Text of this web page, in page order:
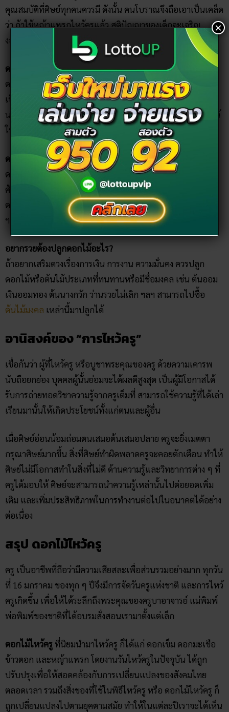
คุณสมบัติที่ศิษย์ทุกคนควรมี ดังนั้น คนโบราณจึงถือเอาเป็นเคล็ด
ว่า ถ้าใช้หญ้าแพรกไหว้ครูแล้ว สติปัญญาของเด็กจะเจริญ
งอกงามและมีความเพียรอดทนเหมือนหญ้าแพรกนั่นเอง
ดอกไม้มงคลมีอะไรบ้าง?
ดอกไม้ที่คนไทยนิยมปลูกในบ้าน หรือนำไปไหว้พระเพื่อความ
เป็นสิริมงคลได้แก่ ดอกบัว กุหลาบ กล้วยไม้ ดาวเรือง ฯลฯ
นอกจากนั้นก็ยังมีดอกไม้ไหว้พระ อีกหลายชนิด ใครที่อยากไหว้
ให้ถูกต้องควรรู้ก่อนซื้อดอกไม้มาไหว้พระ
ดอกไม้อัปมงคล คือ
ดอกไม้ที่ไม่นิยมปลูกในบ้าน หรือไม่นำไปไหว้พระหรือไหว้สิ่ง
ศักดิ์สิทธิ์ต่าง ๆ เนื่องจากดอกไม้เหล่านี้เป็น
ดอกหน้าวัว ดอกชวนชม ดอกเบญจมาศ ดอกเพชฌฆาตสีทอง
ฯลฯ
อยากรวยต้องปลูกดอกไม้อะไร?
ถ้าอยากเสริมดวงเรื่องการเงิน การงาน ความมั่นคง ควรปลูก
ดอกไม้หรือต้นไม้ประเภทที่ทนทานหรือมีชื่อมงคล เช่น ต้นออม
เงินออมทอง ต้นนางกวัก ว่านรวยไม่เลิก ฯลฯ สามารถไปซื้อ
ต้นไม้มงคล เหล่านี้มาปลูกได้
อานิสงค์ของ “การไหว้ครู”
เชื่อกันว่า ผู้ที่ไหว้ครู หรือบูชาพระคุณของครู ด้วยความเคารพ
นับถือยกย่อง บุคคลผู้นั้นย่อมจะได้ผลดีสูงสุด เป็นผู้มีโอกาสได้
รับการถ่ายทอดวิชาความรู้จากครูเต็มที่ สามารถใช้ความรู้ที่ได้เล่า
เรียนมานั้นให้เกิดประโยชน์ทั้งแก่ตนและผู้อื่น
เมื่อศิษย์อ่อนน้อมถ่อมตนเสมอต้นเสมอปลาย ครูจะยิ่งเมตตา
กรุณาศิษย์มากขึ้น สิ่งที่ศิษย์ทำผิดพลาดครูจะคอยตักเตือน ทำให้
ศิษย์ไม่มีโอกาสทำในสิ่งที่ไม่ดี ด้านความรู้และวิทยาการต่าง ๆ ที่
ครูได้มอบให้ ศิษย์จะสามารถนำความรู้เหล่านั้นไปต่อยอดเพิ่ม
เติม และเพิ่มประสิทธิภาพในการทำงานต่อไปในอนาคตได้อย่าง
ต่อเนื่อง
สรุป ดอกไม้ไหว้ครู
ครู เป็นอาชีพที่ถือว่ามีความเสียสละเพื่อส่วนรวมอย่างมาก ทุกวัน
ที่ 16 มกราคม ของทุก ๆ ปีจึงมีการจัดวันครูแห่งชาติ และการไหว้
ครูเกิดขึ้น เพื่อให้ได้ระลึกถึงพระคุณของครูบาอาจารย์ แม่พิมพ์
พ่อพิมพ์ของชาติที่ได้อบรมสั่งสอนเรามาตั้งแต่เล็ก
ดอกไม้ไหว้ครู ที่นิยมนำมาไหว้ครู ก็ได้แก่ ดอกเข็ม ดอกมะเขือ
ข้าวตอก และหญ้าแพรก โดยงานวันไหว้ครูในปัจจุบัน ได้ถูก
ปรับปรุงเพื่อให้สอดคล้องกับการเปลี่ยนแปลงของสังคมไทย
ตลอดเวลา รวมถึงสิ่งของที่ใช้ในพิธีไหว้ครู หรือ ดอกไม้ไหว้ครู ก็
ถูกเปลี่ยนแปลงไปตามยุคตามสมัย ทำให้ในแต่ละปีเราจะได้เห็น
×